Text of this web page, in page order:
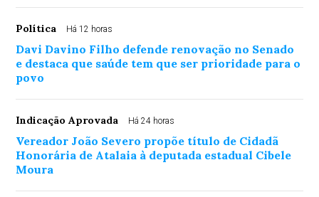
Política Há 12 horas
Davi Davino Filho defende renovação no Senado
e destaca que saúde tem que ser prioridade para o
povo
Indicação Aprovada Há 24 horas
Vereador João Severo propõe título de Cidadã
Honorária de Atalaia à deputada estadual Cibele
Moura